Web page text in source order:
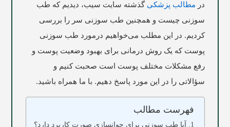
در مطالب پزشکی گذشته سایت سیب، دیدیم که طب
سوزنی چیست و همچنین طب سوزنی سر را بررسی
کردیم. در این مطلب می‌خواهیم درمورد طب سوزنی
پوست که یک روش درمانی برای بهبود وضعیت پوست و
رفع مشکلات مختلف پوست است صحبت کنیم و
سؤالاتی را در این مورد پاسخ دهیم. با ما همراه باشید.
فهرست مطالب
آیا طب سوزنی برای جوانسازی صورت کاربرد دارد؟